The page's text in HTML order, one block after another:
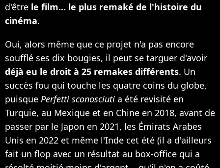
d'être le film... le plus remaké de l'histoire du
cinéma.
Oui, alors même que ce projet n'a pas encore
soufflé ses dix bougies, il peut se targuer d'avoir
déjà eu le droit à 25 remakes différents. Un
succès fou qui touche les quatre coins du globe,
puisque Perfetti sconosciuti a été revisité en
Turquie, au Mexique et en Chine en 2018, avant de
passer par le Japon en 2021, les Émirats Arabes
Unis en 2022 et même l'Inde cet été (il a d'ailleurs
fait un flop avec un résultat au box-office qui a